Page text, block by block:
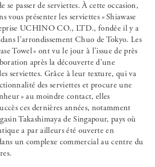
se passer de serviettes. À cette occasion,
vous présenter les serviettes « Shiawase
UCHINO CO., LTD., fondée il y a
l’arrondissement Chuo de Tokyo. Les
Towel » ont vu le jour à l’issue de près
après la découverte d’une
serviettes. Grâce à leur texture, qui va
des serviettes et procure une
» au moindre contact, elles
ces dernières années, notamment
Takashimaya de Singapour, pays où
a par ailleurs été ouverte en
un complexe commercial au centre du